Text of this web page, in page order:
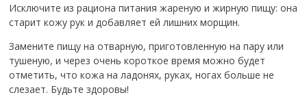
Исключите из рациона питания жареную и жирную пищу: она
старит кожу рук и добавляет ей лишних морщин.
Замените пищу на отварную, приготовленную на пару или
тушеную, и через очень короткое время можно будет
отметить, что кожа на ладонях, руках, ногах больше не
слезает. Будьте здоровы!